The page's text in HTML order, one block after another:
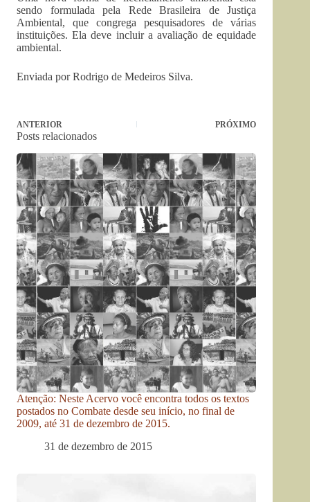
sendo formulada pela Rede Brasileira de Justiça
Ambiental, que congrega pesquisadores de várias
instituições. Ela deve incluir a avaliação de equidade
ambiental.
Enviada por Rodrigo de Medeiros Silva.
ANTERIOR PRÓXIMO
Posts relacionados
Atenção: Neste Acervo você encontra todos os textos
postados no Combate desde seu início, no final de
2009, até 31 de dezembro de 2015.
31 de dezembro de 2015